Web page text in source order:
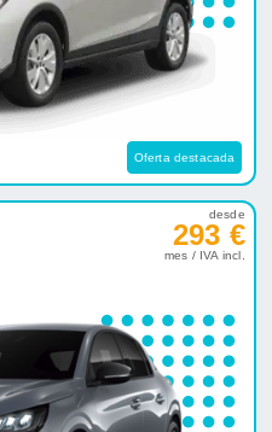
Oferta destacada
desde
293 €
mes / IVA incl.